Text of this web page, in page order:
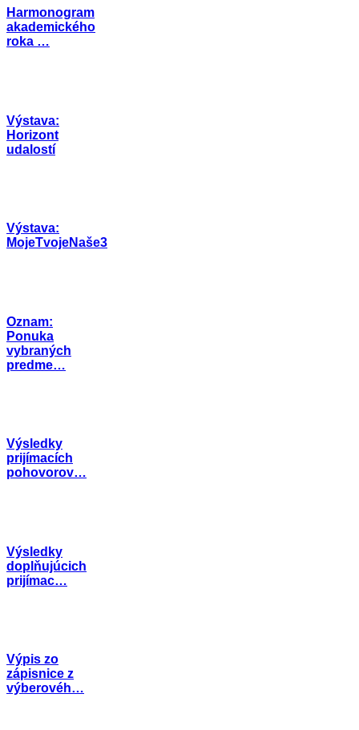
Harmonogram
akademického
roka …
Výstava:
Horizont
udalostí
Výstava:
MojeTvojeNaše3
Oznam:
Ponuka
vybraných
predme…
Výsledky
prijímacích
pohovorov…
Výsledky
doplňujúcich
prijímac…
Výpis zo
zápisnice z
výberovéh…